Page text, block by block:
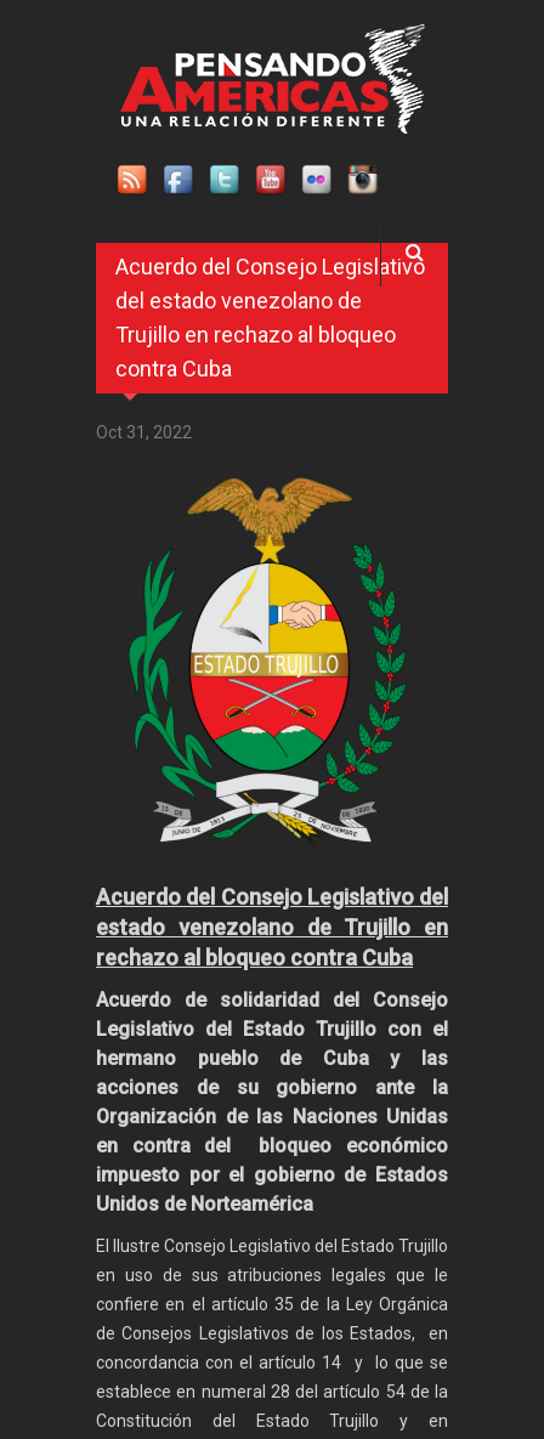
Acuerdo del Consejo Legislativo
del estado venezolano de
Trujillo en rechazo al bloqueo
contra Cuba
Oct 31, 2022
Acuerdo del Consejo Legislativo del
estado venezolano de Trujillo en
rechazo al bloqueo contra Cuba
Acuerdo de solidaridad del Consejo
Legislativo del Estado Trujillo con el
hermano pueblo de Cuba y las
acciones de su gobierno ante la
Organización de las Naciones Unidas
en contra del bloqueo económico
impuesto por el gobierno de Estados
Unidos de Norteamérica
El Ilustre Consejo Legislativo del Estado Trujillo
en uso de sus atribuciones legales que le
confiere en el artículo 35 de la Ley Orgánica
de Consejos Legislativos de los Estados, en
concordancia con el artículo 14 y lo que se
establece en numeral 28 del artículo 54 de la
Constitución del Estado Trujillo y en